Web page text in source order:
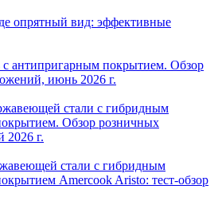
опрятный вид: эффективные
антипригарным покрытием. Обзор
июнь 2026 г.
стали с гибридным
Обзор розничных
2026 г.
стали с гибридным
Amercook Aristo: тест-обзор